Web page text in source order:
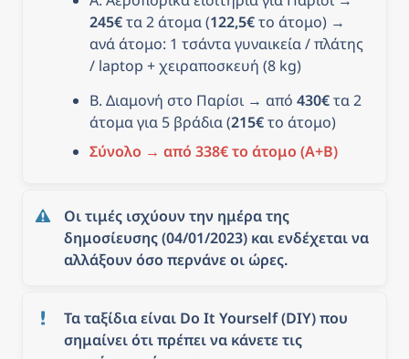
245€ τα 2 άτομα (122,5€ το άτομο) →
ανά άτομο: 1 τσάντα γυναικεία / πλάτης
/ laptop + χειραποσκευή (8 kg)
Β. Διαμονή στο Παρίσι → από 430€ τα 2
άτομα για 5 βράδια (215€ το άτομο)
Σύνολο → από 338€ το άτομο (Α+Β)
Οι τιμές ισχύουν την ημέρα της
δημοσίευσης (04/01/2023) και ενδέχεται να
αλλάξουν όσο περνάνε οι ώρες.
Τα ταξίδια είναι Do It Yourself (DIY) που
σημαίνει ότι πρέπει να κάνετε τις